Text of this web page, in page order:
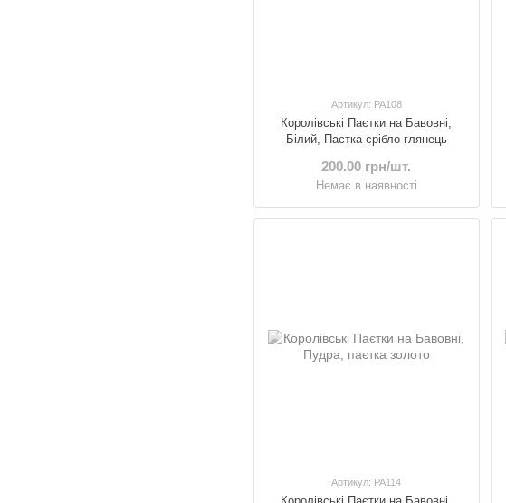
Артикул: PA108
Королівські Паєтки на Бавовні,
Білий, Паєтка срібло глянець
200.00 грн/шт.
Немає в наявності
Артикул: PA114